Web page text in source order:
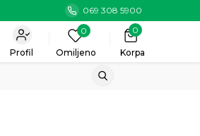
069 308 5900
Korpa
0
0
Omiljeno
Profil